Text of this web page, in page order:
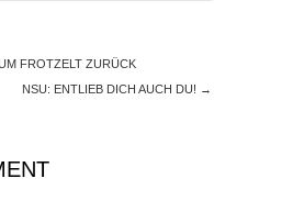
FROTZELT ZURÜCK
NSU: ENTLIEB DICH AUCH DU! →